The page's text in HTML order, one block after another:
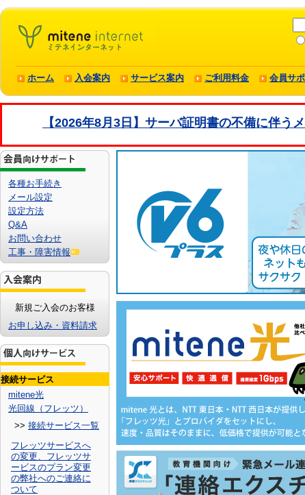
ホーム 入会案内 サービス案内 ご利用料金 会員サ
【2026年8月3日】サーバ証明書の不備に伴う
各種お手続き
メール設定
設定方法
Q&A
お問い合わせ
工事・障害情報
新規ご入会のお客様
お申し込み・資料請求
接続サービス
mitene光
光回線（フレッツ）
>> 接続サービス一覧
フレッツサービスへ
の変更、フレッツサ
ービスのプラン変更
の弊社へのご連絡に
ついて